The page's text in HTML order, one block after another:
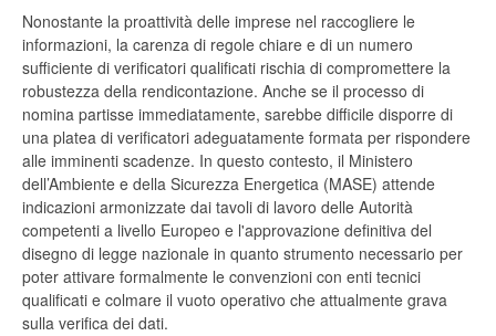
Nonostante la proattività delle imprese nel raccogliere le
informazioni, la carenza di regole chiare e di un numero
sufficiente di verificatori qualificati rischia di compromettere la
robustezza della rendicontazione. Anche se il processo di
nomina partisse immediatamente, sarebbe difficile disporre di
una platea di verificatori adeguatamente formata per rispondere
alle imminenti scadenze. In questo contesto, il Ministero
dell’Ambiente e della Sicurezza Energetica (MASE) attende
indicazioni armonizzate dai tavoli di lavoro delle Autorità
competenti a livello Europeo e l'approvazione definitiva del
disegno di legge nazionale in quanto strumento necessario per
poter attivare formalmente le convenzioni con enti tecnici
qualificati e colmare il vuoto operativo che attualmente grava
sulla verifica dei dati.